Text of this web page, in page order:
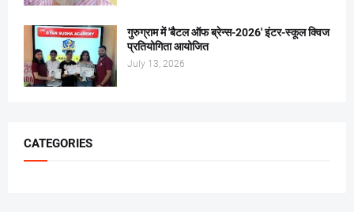
गुरुग्राम में 'बैटल ऑफ ब्रेन्स-2026' इंटर-स्कूल क्विज
प्रतियोगिता आयोजित
July 13, 2026
CATEGORIES